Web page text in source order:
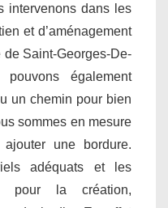
intervenons dans les
et d’aménagement
Saint-Georges-De-
pouvons également
un chemin pour bien
sommes en mesure
une bordure.
adéquats et les
pour la création,